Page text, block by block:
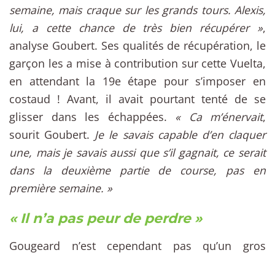
semaine, mais craque sur les grands tours. Alexis,
lui, a cette chance de très bien récupérer »,
analyse Goubert. Ses qualités de récupération, le
garçon les a mise à contribution sur cette Vuelta,
en attendant la 19e étape pour s’imposer en
costaud ! Avant, il avait pourtant tenté de se
glisser dans les échappées. « Ca m’énervait,
sourit Goubert. Je le savais capable d’en claquer
une, mais je savais aussi que s’il gagnait, ce serait
dans la deuxième partie de course, pas en
première semaine. »
« Il n’a pas peur de perdre »
Gougeard n’est cependant pas qu’un gros